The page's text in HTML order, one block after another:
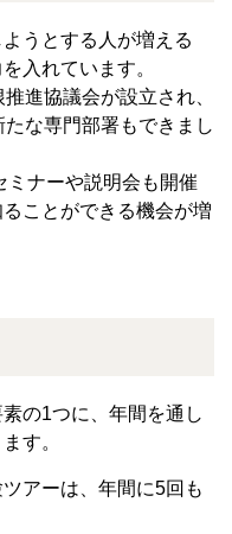
うとする人が増える
入れています。
進協議会が設立され、
な専門部署もできまし
ミナーや説明会も開催
ことができる機会が増
の1つに、年間を通し
す。
アーは、年間に5回も